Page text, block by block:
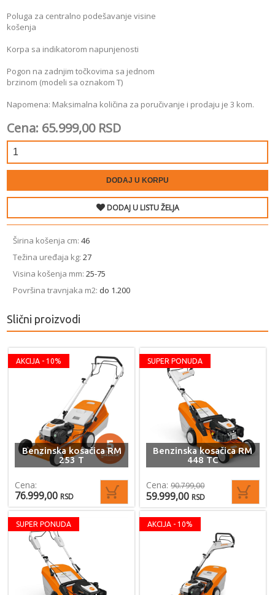
Poluga za centralno podešavanje visine
košenja
Korpa sa indikatorom napunjenosti
Pogon na zadnjim točkovima sa jednom
brzinom (modeli sa oznakom T)
Napomena: Maksimalna količina za poručivanje i prodaju je 3 kom.
Cena: 65.999,00 RSD
DODAJ U KORPU
DODAJ U LISTU ŽELJA
Širina košenja ­cm:46
Težina uređaja ­kg:27
Visina košenja ­mm:25-75
Površina travnjaka ­m2: do 1.200
Slični proizvodi
AKCIJA - 10%
Benzinska kosačica RM
253 T
Cena:
76.999,00 RSD
SUPER PONUDA
Benzinska kosačica RM
448 TC
Cena:90.799,00
59.999,00 RSD
SUPER PONUDA AKCIJA - 10%